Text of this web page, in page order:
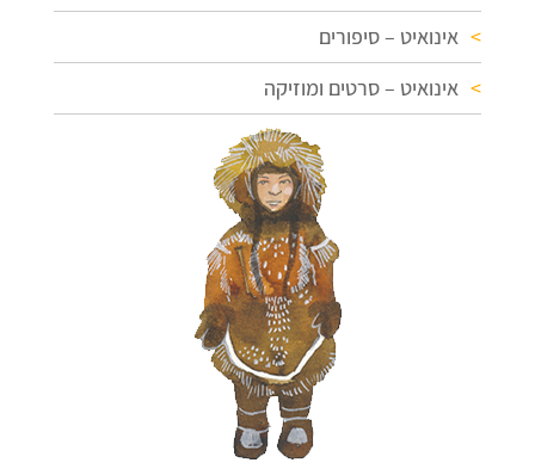
אינואיט – סיפורים
אינואיט – סרטים ומוזיקה